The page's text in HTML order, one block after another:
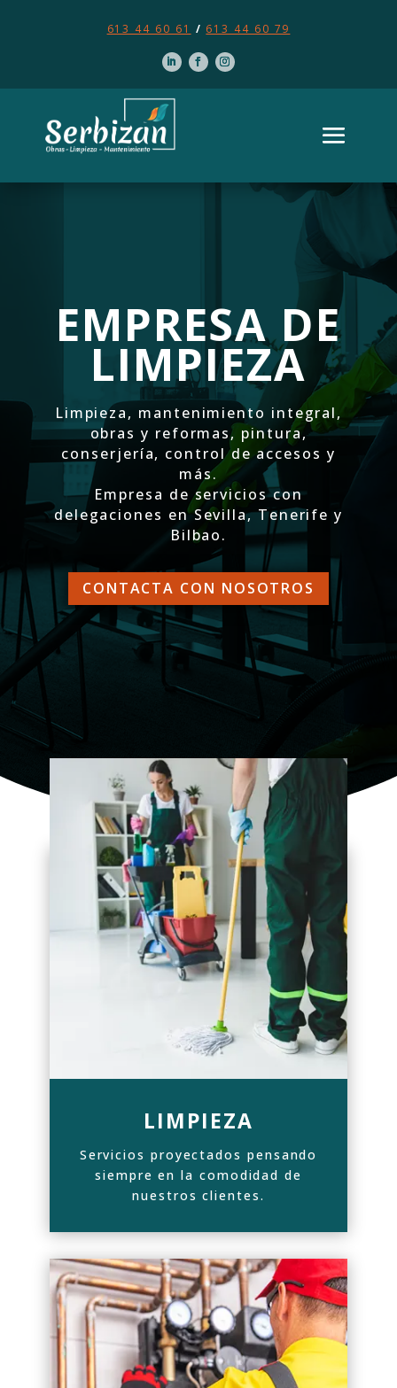
613 44 60 61 / 613 44 60 79
EMPRESA DE
LIMPIEZA
Limpieza, mantenimiento integral,
obras y reformas, pintura,
conserjería, control de accesos y
más.
Empresa de servicios con
delegaciones en Sevilla, Tenerife y
Bilbao.
CONTACTA CON NOSOTROS
LIMPIEZA
Servicios proyectados pensando
siempre en la comodidad de
nuestros clientes.